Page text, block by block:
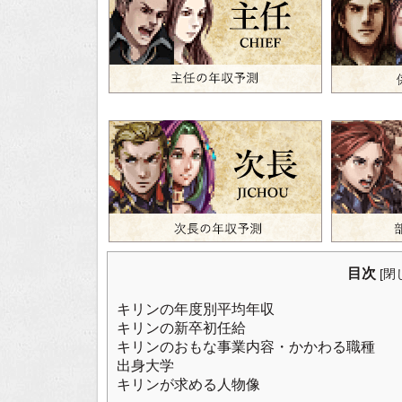
目次 [閉
キリンの年度別平均年収
キリンの新卒初任給
キリンのおもな事業内容・かかわる職種
出身大学
キリンが求める人物像